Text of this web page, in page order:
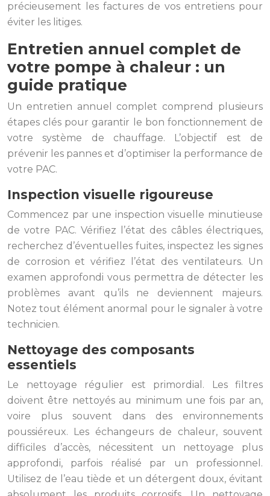
précieusement les factures de vos entretiens pour
éviter les litiges.
Entretien annuel complet de
votre pompe à chaleur : un
guide pratique
Un entretien annuel complet comprend plusieurs
étapes clés pour garantir le bon fonctionnement de
votre système de chauffage. L’objectif est de
prévenir les pannes et d’optimiser la performance de
votre PAC.
Inspection visuelle rigoureuse
Commencez par une inspection visuelle minutieuse
de votre PAC. Vérifiez l’état des câbles électriques,
recherchez d’éventuelles fuites, inspectez les signes
de corrosion et vérifiez l’état des ventilateurs. Un
examen approfondi vous permettra de détecter les
problèmes avant qu’ils ne deviennent majeurs.
Notez tout élément anormal pour le signaler à votre
technicien.
Nettoyage des composants
essentiels
Le nettoyage régulier est primordial. Les filtres
doivent être nettoyés au minimum une fois par an,
voire plus souvent dans des environnements
poussiéreux. Les échangeurs de chaleur, souvent
difficiles d’accès, nécessitent un nettoyage plus
approfondi, parfois réalisé par un professionnel.
Utilisez de l’eau tiède et un détergent doux, évitant